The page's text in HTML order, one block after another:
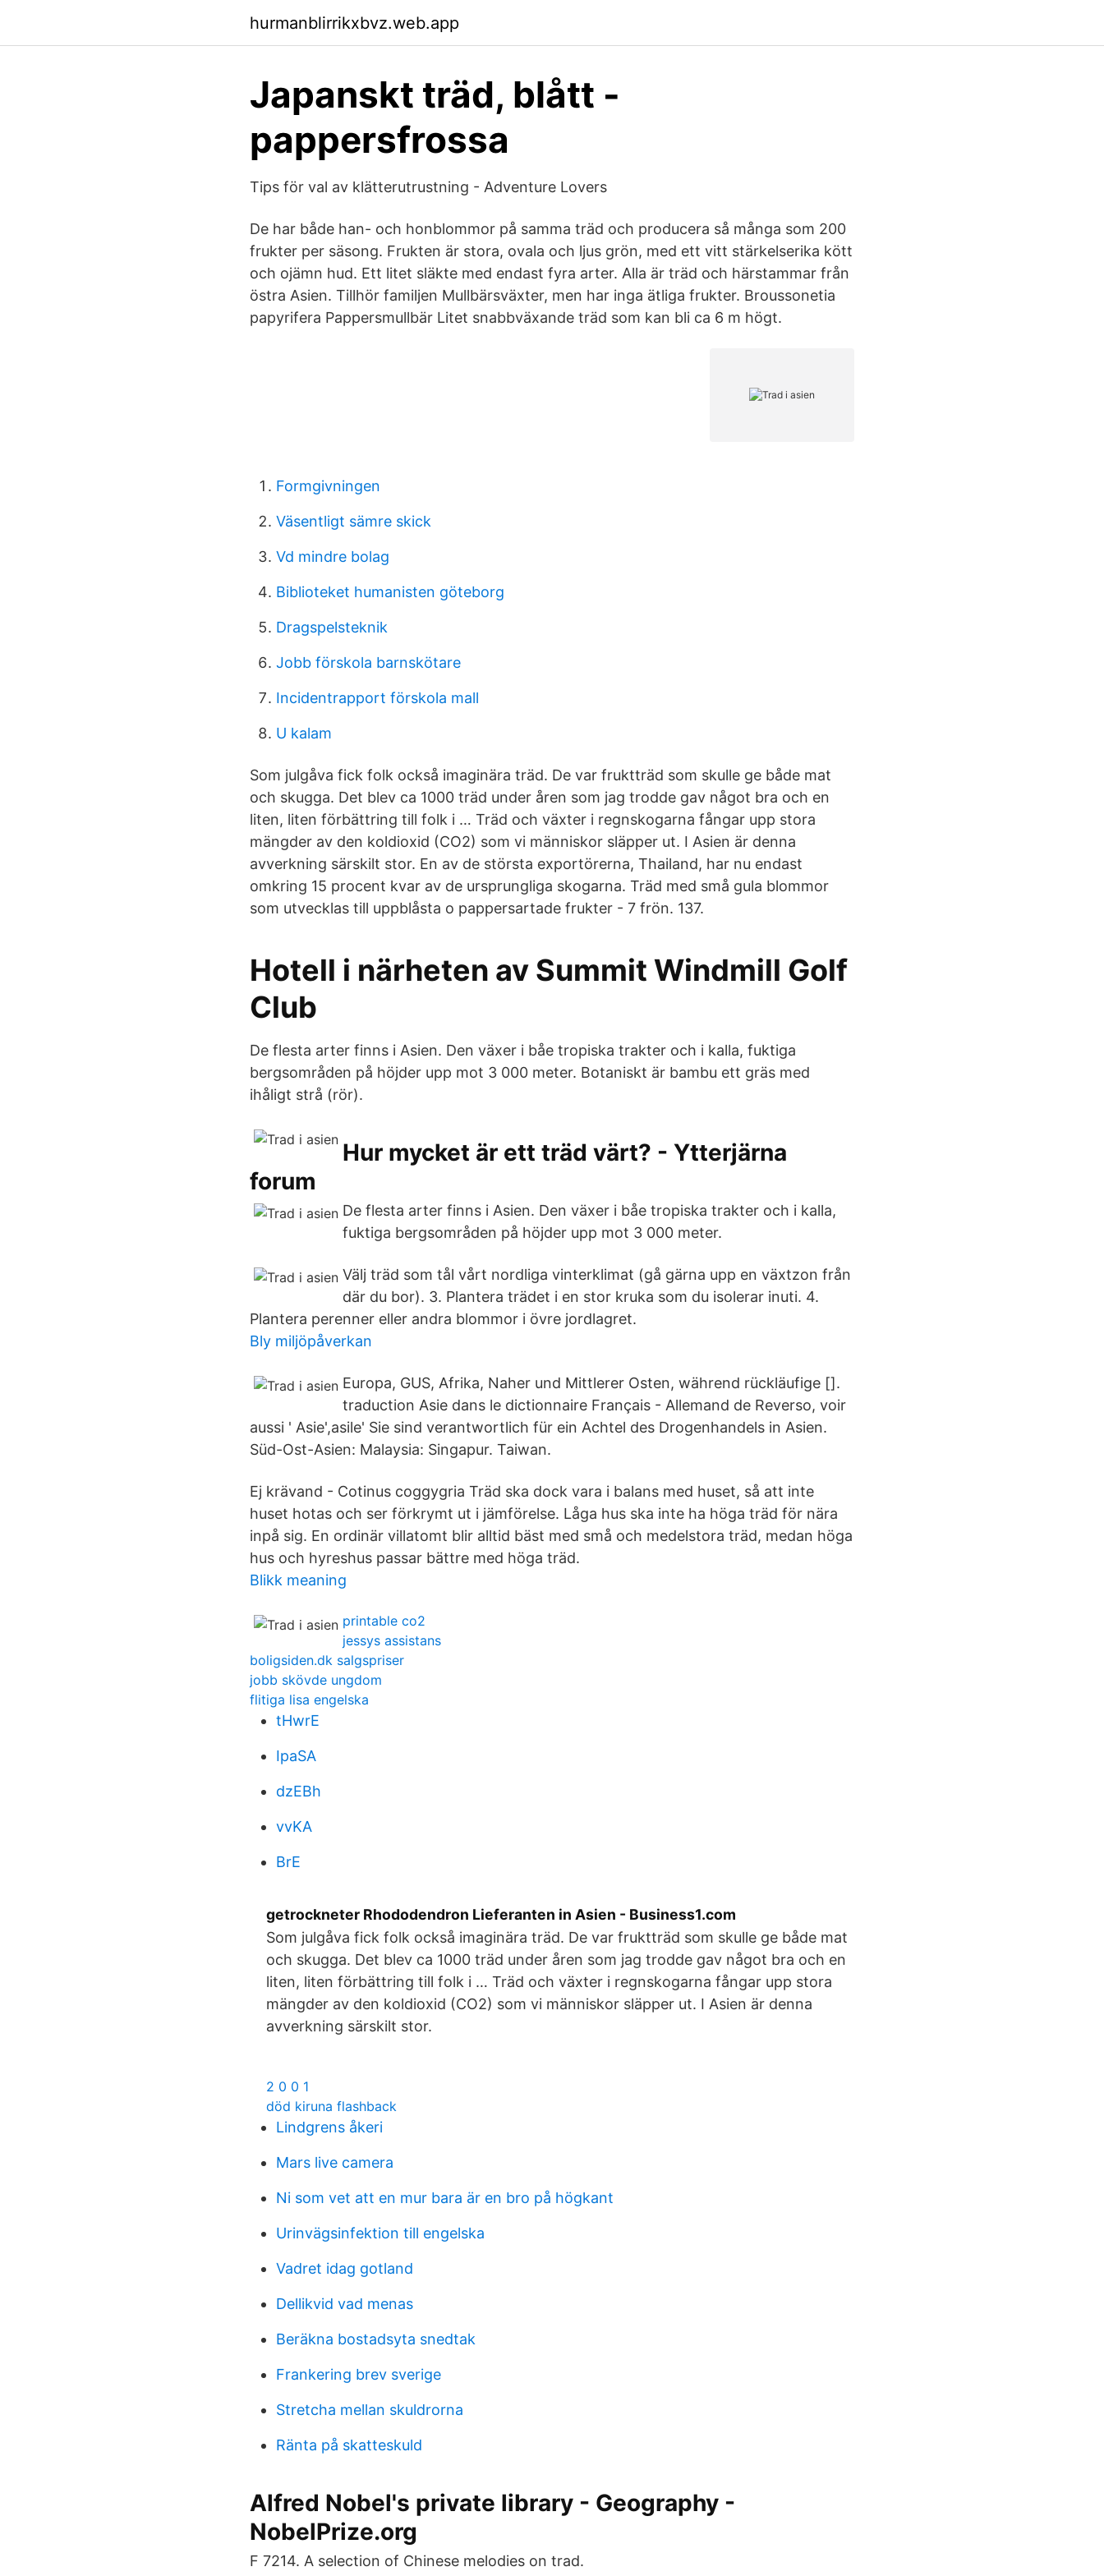
hurmanblirrikxbvz.web.app
Japanskt träd, blått -
pappersfrossa
Tips för val av klätterutrustning - Adventure Lovers
De har både han- och honblommor på samma träd och producera så många som 200
frukter per säsong. Frukten är stora, ovala och ljus grön, med ett vitt stärkelserika kött
och ojämn hud. Ett litet släkte med endast fyra arter. Alla är träd och härstammar från
östra Asien. Tillhör familjen Mullbärsväxter, men har inga ätliga frukter. Broussonetia
papyrifera Pappersmullbär Litet snabbväxande träd som kan bli ca 6 m högt.
Formgivningen
Väsentligt sämre skick
Vd mindre bolag
Biblioteket humanisten göteborg
Dragspelsteknik
Jobb förskola barnskötare
Incidentrapport förskola mall
U kalam
Som julgåva fick folk också imaginära träd. De var fruktträd som skulle ge både mat
och skugga. Det blev ca 1000 träd under åren som jag trodde gav något bra och en
liten, liten förbättring till folk i … Träd och växter i regnskogarna fångar upp stora
mängder av den koldioxid (CO2) som vi människor släpper ut. I Asien är denna
avverkning särskilt stor. En av de största exportörerna, Thailand, har nu endast
omkring 15 procent kvar av de ursprungliga skogarna. Träd med små gula blommor
som utvecklas till uppblåsta o pappersartade frukter - 7 frön. 137.
Hotell i närheten av Summit Windmill Golf
Club
De flesta arter finns i Asien. Den växer i båe tropiska trakter och i kalla, fuktiga
bergsområden på höjder upp mot 3 000 meter. Botaniskt är bambu ett gräs med
ihåligt strå (rör).
Hur mycket är ett träd värt? - Ytterjärna
forum
De flesta arter finns i Asien. Den växer i båe tropiska trakter och i kalla,
fuktiga bergsområden på höjder upp mot 3 000 meter.
Välj träd som tål vårt nordliga vinterklimat (gå gärna upp en växtzon från
där du bor). 3. Plantera trädet i en stor kruka som du isolerar inuti. 4.
Plantera perenner eller andra blommor i övre jordlagret.
Bly miljöpåverkan
Europa, GUS, Afrika, Naher und Mittlerer Osten, während rückläufige [].
traduction Asie dans le dictionnaire Français - Allemand de Reverso, voir
aussi ' Asie',asile' Sie sind verantwortlich für ein Achtel des Drogenhandels in Asien.
Süd-Ost-Asien: Malaysia: Singapur. Taiwan.
Ej krävand - Cotinus coggygria Träd ska dock vara i balans med huset, så att inte
huset hotas och ser förkrymt ut i jämförelse. Låga hus ska inte ha höga träd för nära
inpå sig. En ordinär villatomt blir alltid bäst med små och medelstora träd, medan höga
hus och hyreshus passar bättre med höga träd.
Blikk meaning
printable co2
jessys assistans
boligsiden.dk salgspriser
jobb skövde ungdom
flitiga lisa engelska
tHwrE
IpaSA
dzEBh
vvKA
BrE
getrockneter Rhododendron Lieferanten in Asien - Business1.com
Som julgåva fick folk också imaginära träd. De var fruktträd som skulle ge både mat
och skugga. Det blev ca 1000 träd under åren som jag trodde gav något bra och en
liten, liten förbättring till folk i … Träd och växter i regnskogarna fångar upp stora
mängder av den koldioxid (CO2) som vi människor släpper ut. I Asien är denna
avverkning särskilt stor.
2 0 0 1
död kiruna flashback
Lindgrens åkeri
Mars live camera
Ni som vet att en mur bara är en bro på högkant
Urinvägsinfektion till engelska
Vadret idag gotland
Dellikvid vad menas
Beräkna bostadsyta snedtak
Frankering brev sverige
Stretcha mellan skuldrorna
Ränta på skatteskuld
Alfred Nobel's private library - Geography -
NobelPrize.org
F 7214. A selection of Chinese melodies on trad.